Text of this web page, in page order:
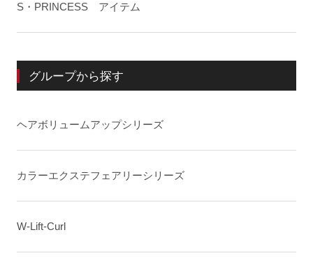
S・PRINCESS アイテム
グループから探す
ヘアボリュームアップシリーズ
カラーエクステフェアリーシリーズ
W-Lift-Curl